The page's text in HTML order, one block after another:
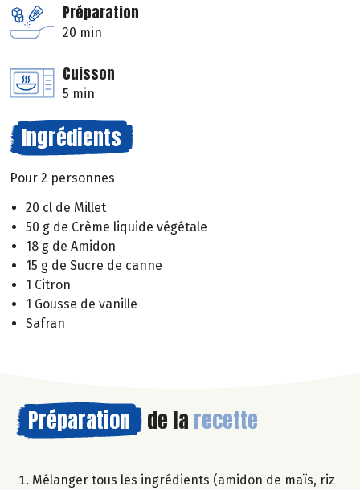
Préparation
20 min
Cuisson
5 min
Ingrédients
Pour 2 personnes
20 cl de Millet
50 g de Crème liquide végétale
18 g de Amidon
15 g de Sucre de canne
1 Citron
1 Gousse de vanille
Safran
Préparation de la recette
Mélanger tous les ingrédients (amidon de maïs, riz